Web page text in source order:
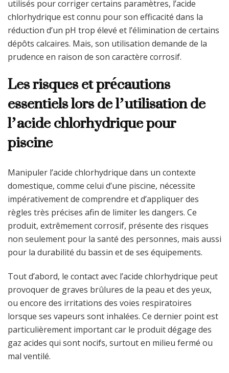
utilisés pour corriger certains paramètres, l’acide
chlorhydrique est connu pour son efficacité dans la
réduction d’un pH trop élevé et l’élimination de certains
dépôts calcaires. Mais, son utilisation demande de la
prudence en raison de son caractère corrosif.
Les risques et précautions
essentiels lors de l’utilisation de
l’acide chlorhydrique pour
piscine
Manipuler l’acide chlorhydrique dans un contexte
domestique, comme celui d’une piscine, nécessite
impérativement de comprendre et d’appliquer des
règles très précises afin de limiter les dangers. Ce
produit, extrêmement corrosif, présente des risques
non seulement pour la santé des personnes, mais aussi
pour la durabilité du bassin et de ses équipements.
Tout d’abord, le contact avec l’acide chlorhydrique peut
provoquer de graves brûlures de la peau et des yeux,
ou encore des irritations des voies respiratoires
lorsque ses vapeurs sont inhalées. Ce dernier point est
particulièrement important car le produit dégage des
gaz acides qui sont nocifs, surtout en milieu fermé ou
mal ventilé.